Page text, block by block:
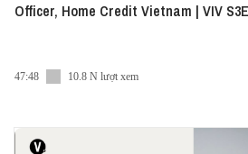
Officer, Home Credit Vietnam | VIV
47:48 10.8 N lượt xem